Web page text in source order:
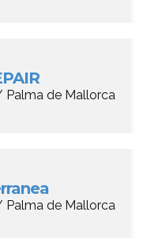
Palma de Mallorca
Palma de Mallorca